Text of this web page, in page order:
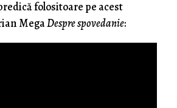
folositoare pe acest
MegaDespre spovedanie: